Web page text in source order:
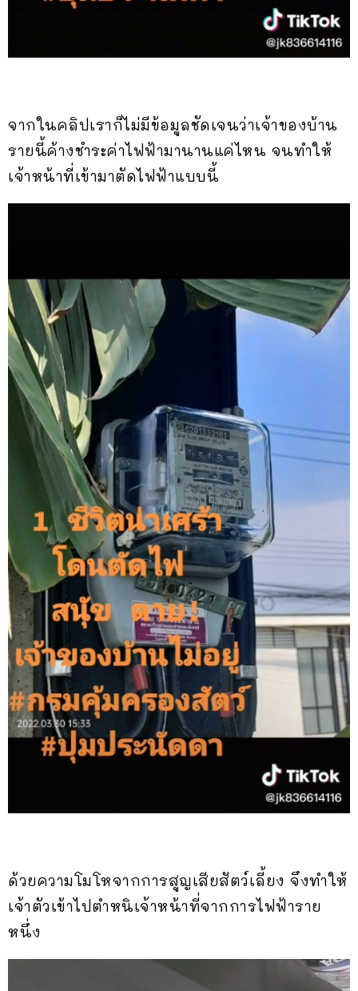
จากในคลิปเราก็ไม่มีข้อมูลชัดเจนว่าเจ้าของบ้าน
รายนี้ค้างชำระค่าไฟฟ้ามานานแค่ไหน จนทำให้
เจ้าหน้าที่เข้ามาตัดไฟฟ้าแบบนี้
ด้วยความโมโหจากการสูญเสียสัตว์เลี้ยง จึงทำให้
เจ้าตัวเข้าไปตำหนิเจ้าหน้าที่จากการไฟฟ้าราย
หนึ่ง